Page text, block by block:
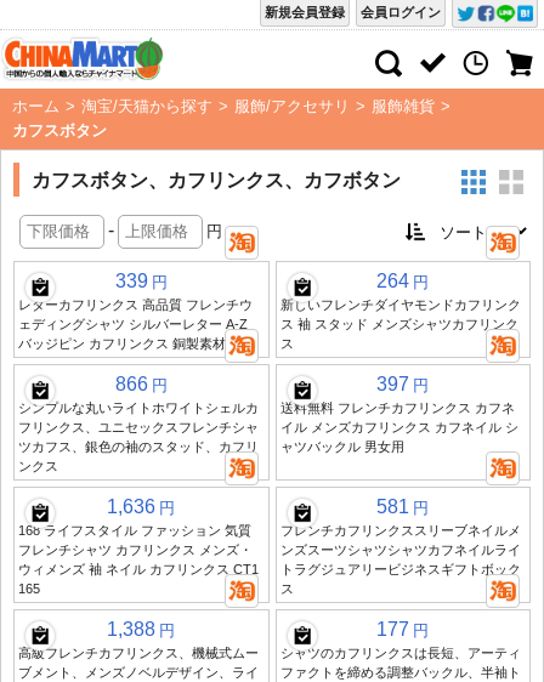
会員ログイン
新規会員登録
ホーム > 淘宝/天猫から探す > 服飾/アクセサリ > 服飾雑貨 >
カフスボタン
カフスボタン、カフリンクス、カフボタン
- 円
339 円
レターカフリンクス 高品質 フレンチウ
ェディングシャツ シルバーレター A-Z
バッジピン カフリンクス 銅製素材
264 円
新しいフレンチダイヤモンドカフリンク
ス 袖 スタッド メンズシャツカフリンク
ス
866 円
シンプルな丸いライトホワイトシェルカ
フリンクス、ユニセックスフレンチシャ
ツカフス、銀色の袖のスタッド、カフリ
ンクス
397 円
送料無料 フレンチカフリンクス カフネ
イル メンズカフリンクス カフネイル シ
ャツバックル 男女用
1,636 円
168 ライフスタイル ファッション 気質
フレンチシャツ カフリンクス メンズ・
ウィメンズ 袖 ネイル カフリンクス CT1
165
581 円
フレンチカフリンクススリーブネイルメ
ンズスーツシャツシャツカフネイルライ
トラグジュアリービジネスギフトボック
ス
1,388 円
高級フレンチカフリンクス、機械式ムー
ブメント、メンズノベルデザイン、ライ
177 円
シャツのカフリンクスは長短、アーティ
ファクトを締める調整バックル、半袖ト